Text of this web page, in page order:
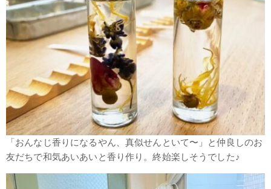
「おんなじ香りになるやん、真似せんといて〜」と仲良しのお
友だちで和気あいあいと香り作り。終始楽しそうでした♪